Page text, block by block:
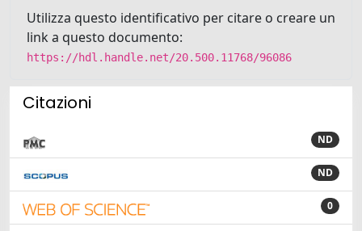
Utilizza questo identificativo per citare o creare un
link a questo documento:
https://hdl.handle.net/20.500.11768/96086
Citazioni
ND
ND
0